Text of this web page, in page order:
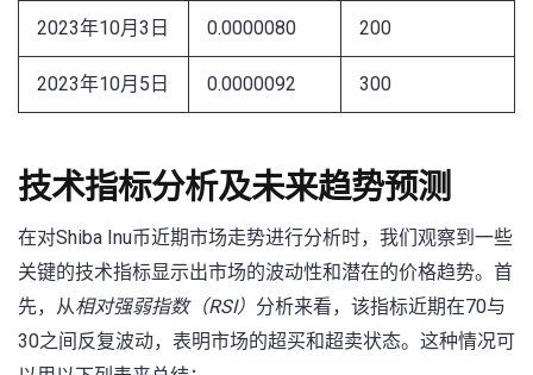
2023年10月3日 0.0000080 200
2023年10月5日 0.0000092 300
技术指标分析及未来趋势预测
在对Shiba Inu币近期市场走势进行分析时，我们观察到一些
关键的技术指标显示出市场的波动性和潜在的价格趋势。首
先，从相对强弱指数（RSI） 分析来看，该指标近期在70与
30之间反复波动，表明市场的超买和超卖状态。这种情况可